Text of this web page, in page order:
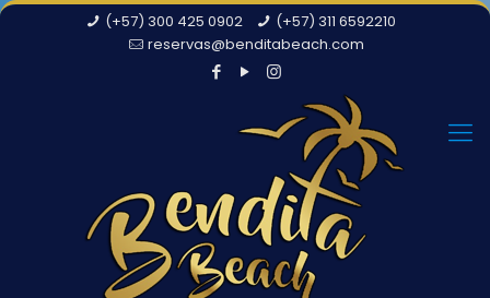
(+57) 300 425 0902
(+57) 311 6592210
reservas@benditabeach.com